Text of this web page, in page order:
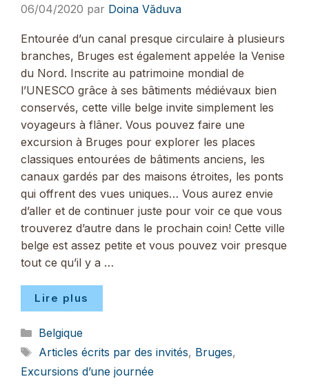
06/04/2020 par Doina Văduva
Entourée d’un canal presque circulaire à plusieurs
branches, Bruges est également appelée la Venise
du Nord. Inscrite au patrimoine mondial de
l’UNESCO grâce à ses bâtiments médiévaux bien
conservés, cette ville belge invite simplement les
voyageurs à flâner. Vous pouvez faire une
excursion à Bruges pour explorer les places
classiques entourées de bâtiments anciens, les
canaux gardés par des maisons étroites, les ponts
qui offrent des vues uniques… Vous aurez envie
d’aller et de continuer juste pour voir ce que vous
trouverez d’autre dans le prochain coin! Cette ville
belge est assez petite et vous pouvez voir presque
tout ce qu’il y a …
Lire plus
Catégories
Belgique
Étiquettes
Articles écrits par des invités, Bruges,
Excursions d’une journée